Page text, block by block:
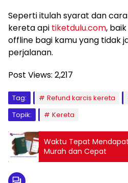
Seperti itulah syarat dan
kereta api tiketdulu.com,
offline bagi kamu yang tidak
perjalanan.
Post Views: 2,217
Tag: Refund karcis kereta
Topik:
Kereta
Waktu Tepat
Murah dan Cepat